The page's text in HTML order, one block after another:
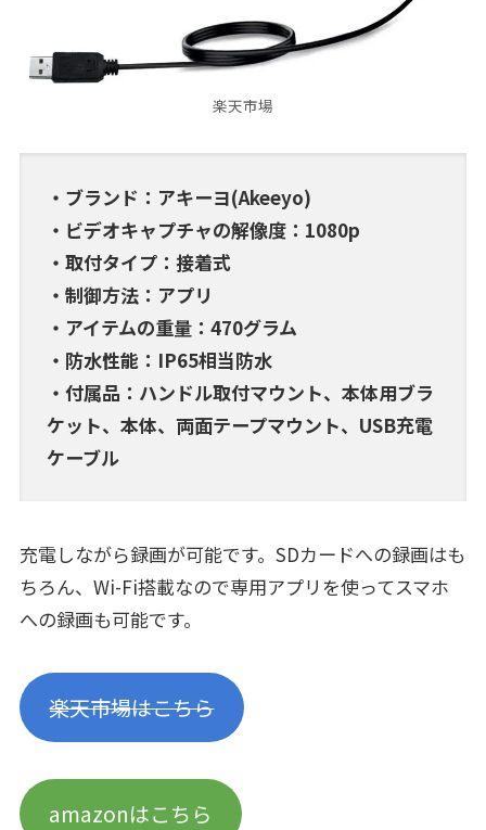
楽天市場
・ブランド：アキーヨ(Akeeyo)
・ビデオキャプチャの解像度：1080p
・取付タイプ：接着式
・制御方法：アプリ
・アイテムの重量：470グラム
・防水性能：IP65相当防水
・付属品：ハンドル取付マウント、本体用ブラ
ケット、本体、両面テープマウント、USB充電
ケーブル
充電しながら録画が可能です。SDカードへの録画はも
ちろん、Wi-Fi搭載なので専用アプリを使ってスマホ
への録画も可能です。
楽天市場はこちら
amazonはこちら